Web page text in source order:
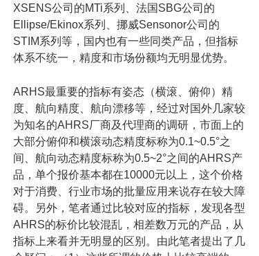
XSENS公司的MTi系列、法国 SBG公司的
Ellipse/Ekinox系列、挪威Sensonor公司的
STIM系列等，国内也有一些同类产品，但指标
体系不统一，精度和市场份额均无明显优势。
ARHS最重要的指标有姿态（横滚、俯仰）精
度、航向精度、航向漂移等，经过对国外几家较
为知名的AHRS厂商及代理商的调研，市面上的
大部分俯仰和横滚动态精度标称为0.1~0.5°之
间、航向动态精度标称为0.5~2°之间的AHRS产
品，单个报价基本都在10000元以上，这个价格
对于消费、行业市场的批量应用来说存在较大障
碍。另外，笔者通过比较对应的指标，发现各型
AHRS的标价比较混乱，相差数万元的产品，从
指标上来看并无明显的区别。由此笔者提出了几